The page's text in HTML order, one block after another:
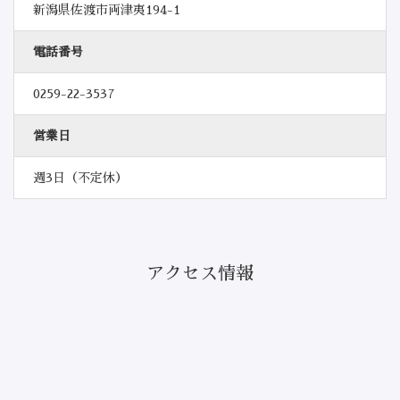
新潟県佐渡市両津夷194-1
電話番号
0259-22-3537
営業日
週3日（不定休）
アクセス情報